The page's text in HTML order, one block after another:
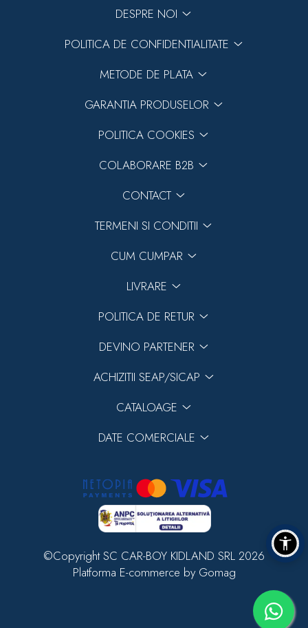
DESPRE NOI
POLITICA DE CONFIDENTIALITATE
METODE DE PLATA
GARANTIA PRODUSELOR
POLITICA COOKIES
COLABORARE B2B
CONTACT
TERMENI SI CONDITII
CUM CUMPAR
LIVRARE
POLITICA DE RETUR
DEVINO PARTENER
ACHIZITII SEAP/SICAP
CATALOAGE
DATE COMERCIALE
©Copyright SC CAR-BOY KIDLAND SRL 2026
Platforma E-commerce by Gomag